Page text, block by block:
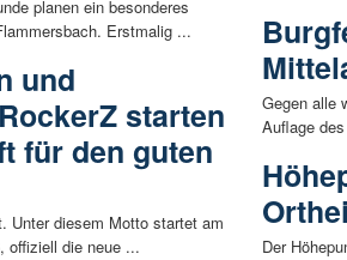
planen ein besonderes
Erstmalig ...
und
starten
für den guten
Unter diesem Motto startet am
offiziell die neue ...
Gegen alle
Auflage
Der